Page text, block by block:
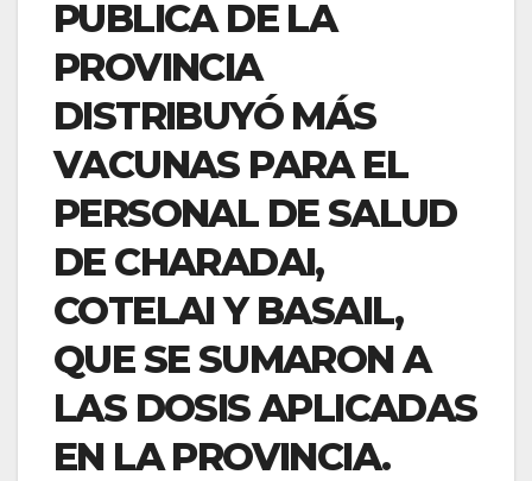
PUBLICA DE LA
PROVINCIA
DISTRIBUYÓ MÁS
VACUNAS PARA EL
PERSONAL DE SALUD
DE CHARADAI,
COTELAI Y BASAIL,
QUE SE SUMARON A
LAS DOSIS APLICADAS
EN LA PROVINCIA.